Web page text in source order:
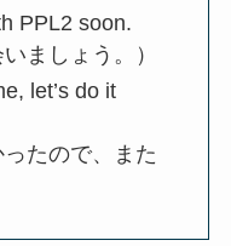
PPL2 soon.
ましょう。）
let’s do it
ったので、また